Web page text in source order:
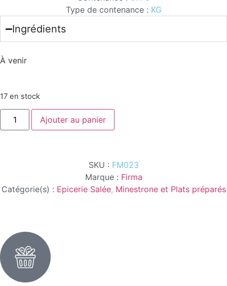
Type de contenance : KG
Ingrédients
À venir
17 en stock
Ajouter au panier
SKU : FM023
Marque : Firma
Catégorie(s) : Epicerie Salée, Minestrone et Plats préparés